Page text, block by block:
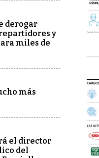
derogar
y
miles de
más
el director
del